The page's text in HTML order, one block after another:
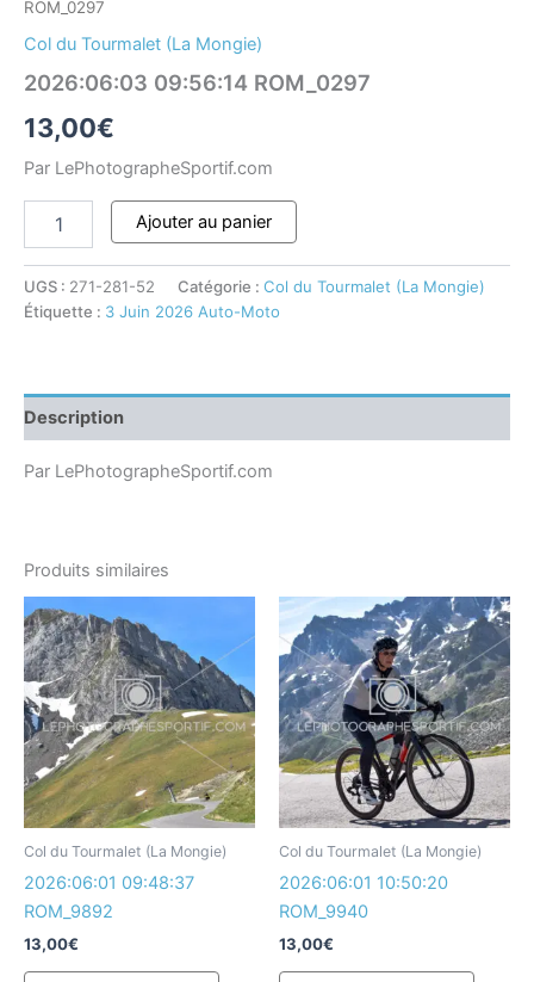
ROM_0297
Col du Tourmalet (La Mongie)
2026:06:03 09:56:14 ROM_0297
13,00€
Par LePhotographeSportif.com
Ajouter au panier
UGS : 271-281-52 Catégorie : Col du Tourmalet (La Mongie)
Étiquette : 3 Juin 2026 Auto-Moto
Description
Par LePhotographeSportif.com
Produits similaires
Col du Tourmalet (La Mongie)
2026:06:01 09:48:37
ROM_9892
13,00€
Col du Tourmalet (La Mongie)
2026:06:01 10:50:20
ROM_9940
13,00€